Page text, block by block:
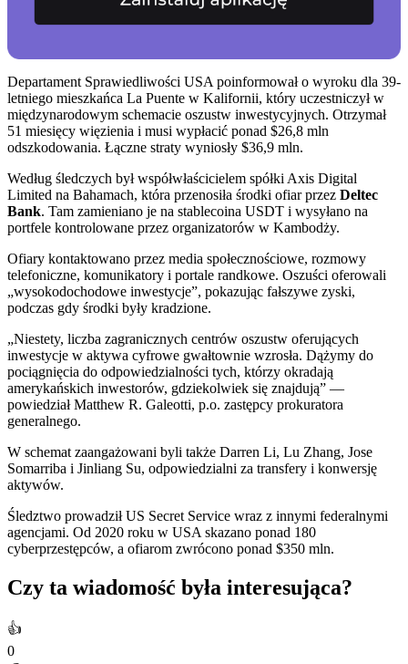
Departament Sprawiedliwości USA poinformował o wyroku dla 39-
letniego mieszkańca La Puente w Kalifornii, który uczestniczył w
międzynarodowym schemacie oszustw inwestycyjnych. Otrzymał
51 miesięcy więzienia i musi wypłacić ponad $26,8 mln
odszkodowania. Łączne straty wyniosły $36,9 mln.
Według śledczych był współwłaścicielem spółki Axis Digital
Limited na Bahamach, która przenosiła środki ofiar przez Deltec
Bank. Tam zamieniano je na stablecoina USDT i wysyłano na
portfele kontrolowane przez organizatorów w Kambodży.
Ofiary kontaktowano przez media społecznościowe, rozmowy
telefoniczne, komunikatory i portale randkowe. Oszuści oferowali
„wysokodochodowe inwestycje”, pokazując fałszywe zyski,
podczas gdy środki były kradzione.
„Niestety, liczba zagranicznych centrów oszustw oferujących
inwestycje w aktywa cyfrowe gwałtownie wzrosła. Dążymy do
pociągnięcia do odpowiedzialności tych, którzy okradają
amerykańskich inwestorów, gdziekolwiek się znajdują” —
powiedział Matthew R. Galeotti, p.o. zastępcy prokuratora
generalnego.
W schemat zaangażowani byli także Darren Li, Lu Zhang, Jose
Somarriba i Jinliang Su, odpowiedzialni za transfery i konwersję
aktywów.
Śledztwo prowadził US Secret Service wraz z innymi federalnymi
agencjami. Od 2020 roku w USA skazano ponad 180
cyberprzestępców, a ofiarom zwrócono ponad $350 mln.
Czy ta wiadomość była interesująca?
👍
0